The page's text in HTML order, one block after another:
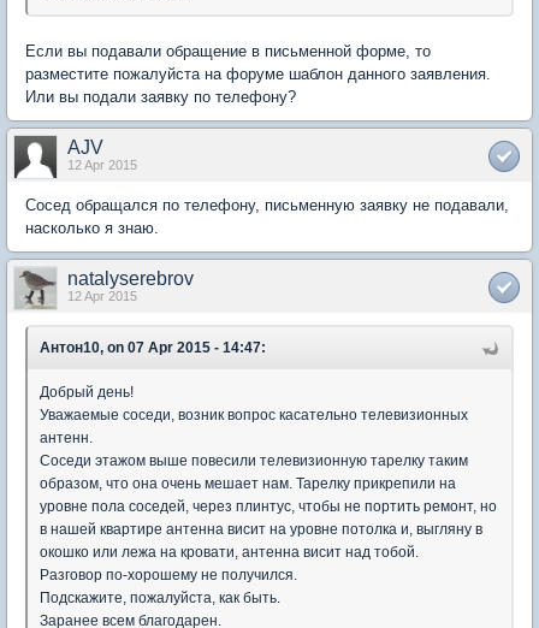
Если вы подавали обращение в письменной форме, то
разместите пожалуйста на форуме шаблон данного заявления.
Или вы подали заявку по телефону?
AJV
12 Apr 2015
Сосед обращался по телефону, письменную заявку не подавали,
насколько я знаю.
natalyserebrov
12 Apr 2015
Антон10, on 07 Apr 2015 - 14:47:
Добрый день!
Уважаемые соседи, возник вопрос касательно телевизионных
антенн.
Соседи этажом выше повесили телевизионную тарелку таким
образом, что она очень мешает нам. Тарелку прикрепили на
уровне пола соседей, через плинтус, чтобы не портить ремонт, но
в нашей квартире антенна висит на уровне потолка и, выгляну в
окошко или лежа на кровати, антенна висит над тобой.
Разговор по-хорошему не получился.
Подскажите, пожалуйста, как быть.
Заранее всем благодарен.